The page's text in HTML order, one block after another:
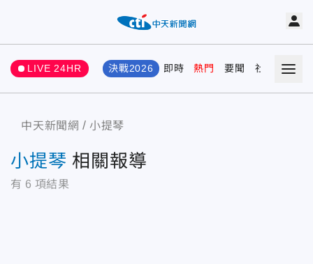
LIVE 24HR 決戰2026 即時 熱門 要聞 社會 娛樂
中天新聞網 小提琴
小提琴 相關報導
有 6 項結果